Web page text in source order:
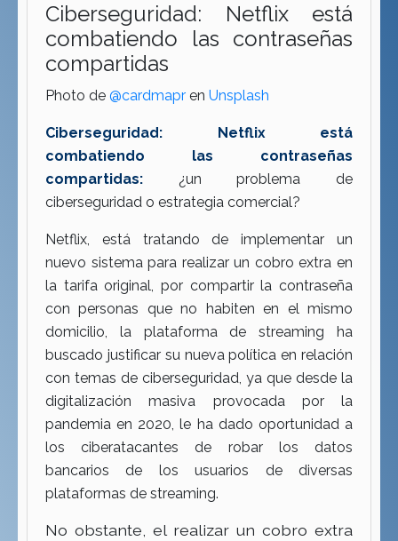
Ciberseguridad: Netflix está
combatiendo las contraseñas
compartidas
Photo de @cardmapr en Unsplash
Ciberseguridad: Netflix está
combatiendo las contraseñas
compartidas: ¿un problema de
ciberseguridad o estrategia comercial?
Netflix, está tratando de implementar un
nuevo sistema para realizar un cobro extra en
la tarifa original, por compartir la contraseña
con personas que no habiten en el mismo
domicilio, la plataforma de streaming ha
buscado justificar su nueva política en relación
con temas de ciberseguridad, ya que desde la
digitalización masiva provocada por la
pandemia en 2020, le ha dado oportunidad a
los ciberatacantes de robar los datos
bancarios de los usuarios de diversas
plataformas de streaming.
No obstante, el realizar un cobro extra